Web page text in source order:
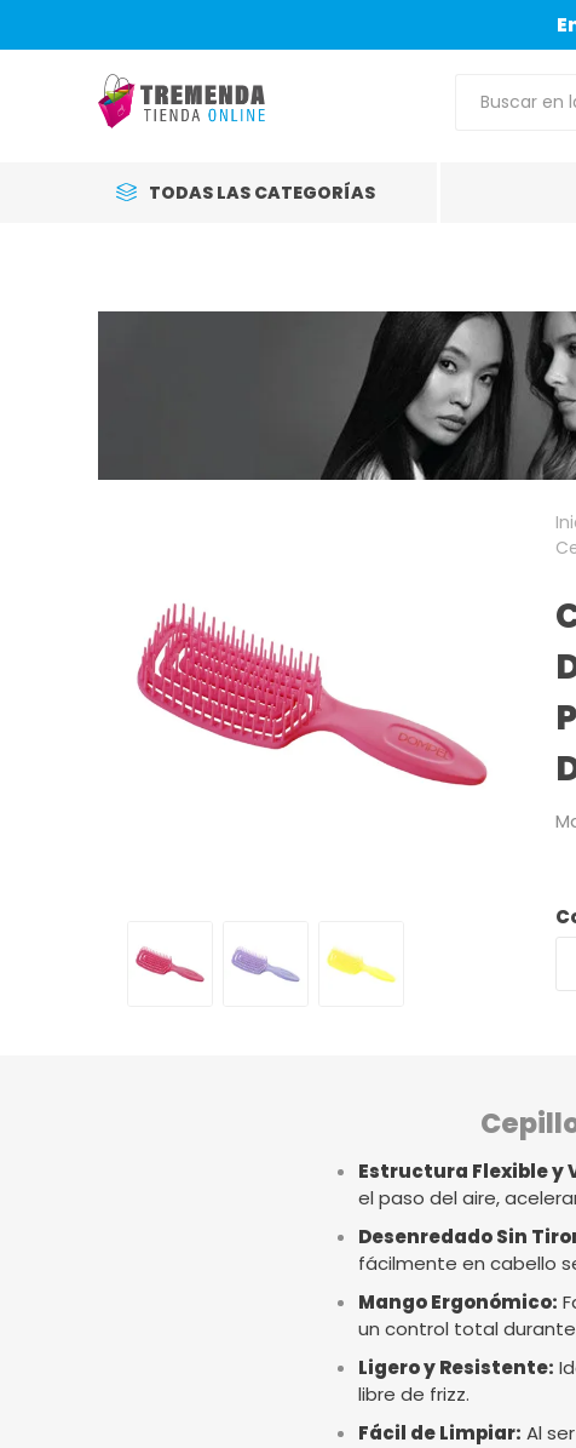
TODAS LAS CATEGORÍAS
Estructura Flexible y
el paso del aire,
Desenredado Sin
fácilmente en cabello
Mango Ergonómico:
un control total
Ligero y Resistente:
libre de frizz.
Fácil de Limpiar: Al